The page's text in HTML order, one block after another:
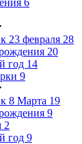
6
23 февраля 28
20
год 14
9
8 Марта 19
9
2
год 9